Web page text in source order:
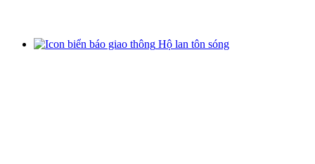
Hộ lan tôn sóng